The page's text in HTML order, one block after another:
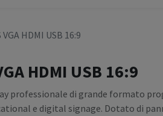
HDMI USB 16:9
HDMI USB 16:9
professionale di grande formato
e digital signage. Dotato di